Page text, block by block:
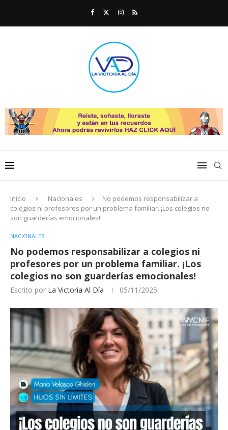
Inicio Nacionales
No podemos responsabilizar a
colegios ni profesores por un problema familiar. ¡Los colegios no
son guarderías emocionales!
NACIONALES
No podemos responsabilizar a colegios ni
profesores por un problema familiar. ¡Los
colegios no son guarderías emocionales!
Escrito por La Victoria Al Día 05/11/2025